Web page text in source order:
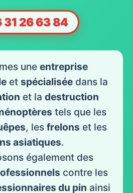
31 26 63 84
une entreprise
et spécialisée dans la
et la destruction
tels que les
, les frelons et les
asiatiques.
également des
contre les
du pin ainsi